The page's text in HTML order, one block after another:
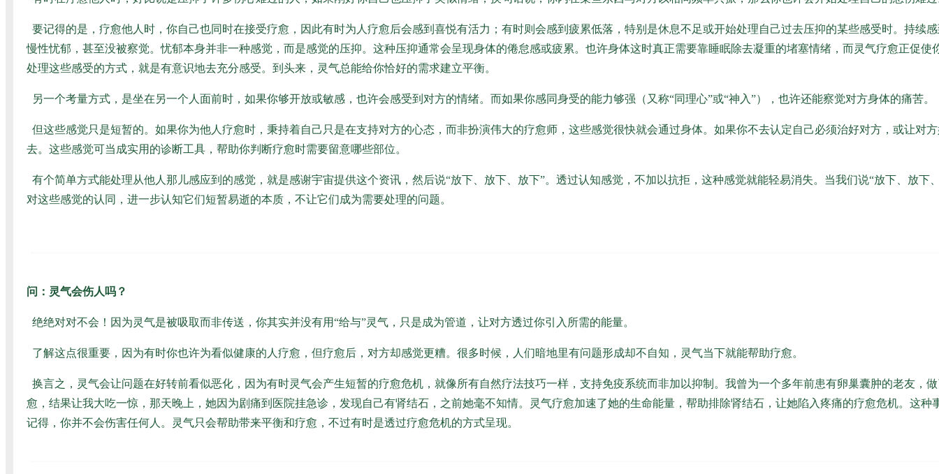
要记得的是，疗愈他人时，你自己也同时在接受疗愈，因此有时为人疗愈后会感到喜悦有活力；有时则会感到疲累低落，特别是休息不足或开始处理自己过去压抑的某些感受时。持续
慢性忧郁，甚至没被察觉。忧郁本身并非一种感觉，而是感觉的压抑。这种压抑通常会呈现身体的倦怠感或疲累。也许身体这时真正需要靠睡眠除去凝重的堵塞情绪，而灵气疗愈正促使
处理这些感受的方式，就是有意识地去充分感受。到头来，灵气总能给你恰好的需求建立平衡。
另一个考量方式，是坐在另一个人面前时，如果你够开放或敏感，也许会感受到对方的情绪。而如果你感同身受的能力够强（又称“同理心”或“神入”），也许还能察觉对方身体的痛苦。
但这些感觉只是短暂的。如果你为他人疗愈时，秉持着自己只是在支持对方的心态，而非扮演伟大的疗愈师，这些感觉很快就会通过身体。如果你不去认定自己必须治好对方，或让对
去。这些感觉可当成实用的诊断工具，帮助你判断疗愈时需要留意哪些部位。
有个简单方式能处理从他人那儿感应到的感觉，就是感谢宇宙提供这个资讯，然后说“放下、放下、放下”。透过认知感觉，不加以抗拒，这种感觉就能轻易消失。当我们说“放下、放下
对这些感觉的认同，进一步认知它们短暂易逝的本质，不让它们成为需要处理的问题。
问：灵气会伤人吗？
绝绝对对不会！因为灵气是被吸取而非传送，你其实并没有用“给与”灵气，只是成为管道，让对方透过你引入所需的能量。
了解这点很重要，因为有时你也许为看似健康的人疗愈，但疗愈后，对方却感觉更糟。很多时候，人们暗地里有问题形成却不自知，灵气当下就能帮助疗愈。
换言之，灵气会让问题在好转前看似恶化，因为有时灵气会产生短暂的疗愈危机，就像所有自然疗法技巧一样，支持免疫系统而非加以抑制。我曾为一个多年前患有卵巢囊肿的老友，
愈，结果让我大吃一惊，那天晚上，她因为剧痛到医院挂急诊，发现自己有肾结石，之前她毫不知情。灵气疗愈加速了她的生命能量，帮助排除肾结石，让她陷入疼痛的疗愈危机。这种
记得，你并不会伤害任何人。灵气只会帮助带来平衡和疗愈，不过有时是透过疗愈危机的方式呈现。